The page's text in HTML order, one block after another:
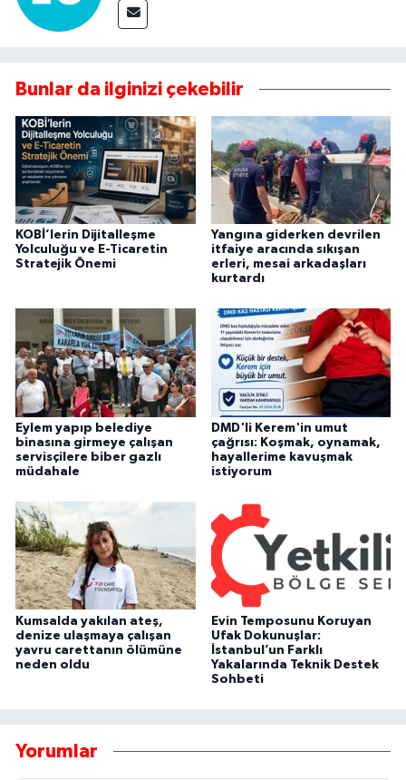
Bunlar da ilginizi çekebilir
KOBİ’lerin Dijitalleşme
Yolculuğu ve E-Ticaretin
Stratejik Önemi
Yangına giderken devrilen
itfaiye aracında sıkışan
erleri, mesai arkadaşları
kurtardı
Eylem yapıp belediye
binasına girmeye çalışan
servisçilere biber gazlı
müdahale
DMD'li Kerem'in umut
çağrısı: Koşmak, oynamak,
hayallerime kavuşmak
istiyorum
Kumsalda yakılan ateş,
denize ulaşmaya çalışan
yavru carettanın ölümüne
neden oldu
Evin Temposunu Koruyan
Ufak Dokunuşlar:
İstanbul’un Farklı
Yakalarında Teknik Destek
Sohbeti
Yorumlar